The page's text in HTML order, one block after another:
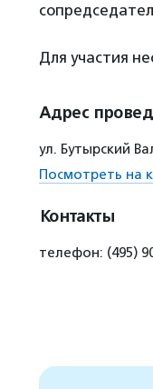
Для участия
Адрес
ул. Бутырский
Посмотреть на
Контакты
телефон: (495)